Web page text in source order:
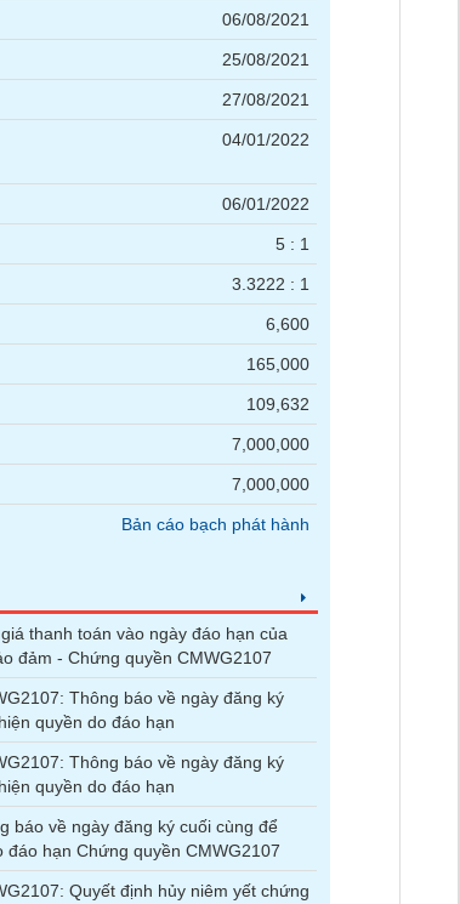
06/08/2021
25/08/2021
27/08/2021
04/01/2022
06/01/2022
5 : 1
3.3222 : 1
6,600
165,000
109,632
7,000,000
7,000,000
Bản cáo bạch phát hành
thanh toán vào ngày đáo hạn của
đảm - Chứng quyền CMWG2107
Thông báo về ngày đăng ký
quyền do đáo hạn
Thông báo về ngày đăng ký
quyền do đáo hạn
báo về ngày đăng ký cuối cùng để
đáo hạn Chứng quyền CMWG2107
Quyết định hủy niêm yết chứng